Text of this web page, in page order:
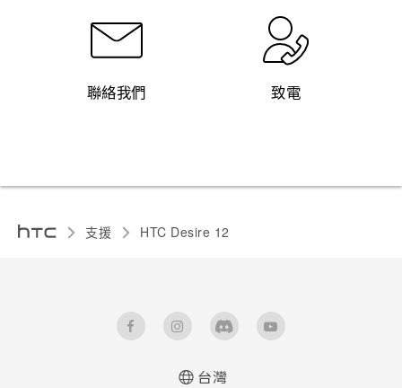
聯絡我們 致電
支援 HTC Desire 12‎
台灣